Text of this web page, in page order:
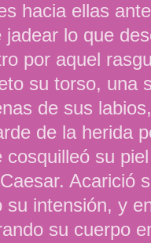
hacia ellas
lo que
por aquel
su torso, una
de sus
de la herida
cosquilleó su
Acarició
su intensión, y
su cuerpo